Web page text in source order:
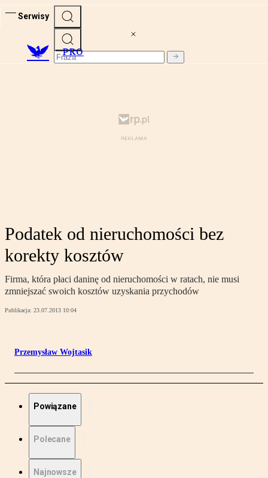
Serwisy
PRO
Podatek od nieruchomości bez
korekty kosztów
Firma, która płaci daninę od nieruchomości w ratach, nie musi
zmniejszać swoich kosztów uzyskania przychodów
Publikacja: 23.07.2013 10:04
Przemysław Wojtasik
Powiązane
Polecane
Najnowsze